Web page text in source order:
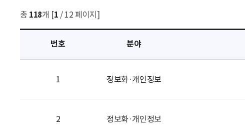
총 118개 [1 / 12 페이지]
번호 분야
1 정보화·개인정보
2 정보화·개인정보